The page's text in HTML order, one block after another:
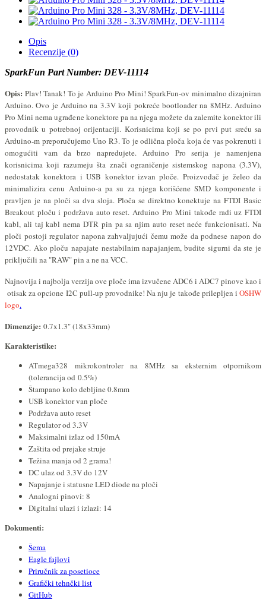
Opis
Recenzije (0)
SparkFun Part Number: DEV-11114
Opis: Plav! Tanak! To je Arduino Pro Mini! SparkFun-ov minimalno dizajniran
Arduino. Ovo je Arduino na 3.3V koji pokreće bootloader na 8MHz.Arduino
Pro Mini nema ugrađene konektore pa na njega možete da zalemite konektor ili
provodnik u potrebnoj orijentaciji. Korisnicima koji se po prvi put sreću sa
Arduino-m preporučujemo Uno R3. To je odlična ploča koja će vas pokrenuti i
omogućiti vam da brzo napredujete. Arduino Pro serija je namenjena
korisnicima koji razumeju šta znači ograničenje sistemskog napona (3.3V),
nedostatak konektora i USB konektor izvan ploče. Proizvođač je želeo da
minimalizira cenu Arduino-a pa su za njega korišćene SMD komponente i
pravljen je na ploči sa dva sloja. Ploča se direktno konektuje na FTDI Basic
Breakout ploču i podržava auto reset. Arduino Pro Mini takođe radi uz FTDI
kabl, ali taj kabl nema DTR pin pa sa njim auto reset neće funkcionisati. Na
ploči postoji regulator napona zahvaljujući čemu može da podnese napon do
12VDC. Ako ploču napajate nestabilnim napajanjem, budite sigurni da ste je
priključili na "RAW" pin a ne na VCC.
Najnovija i najbolja verzija ove ploče ima izvučene ADC6 i ADC7 pinove kao i
otisak za opcione I2C pull-up provodnike! Na nju je takođe prilepljen i OSHW
logo.
Dimenzije: 0.7x1.3" (18x33mm)
Karakteristike:
ATmega328 mikrokontroler na 8MHz sa eksternim otpornikom
(tolerancija od 0.5%)
Štampano kolo debljine 0.8mm
USB konektor van ploče
Podržava auto reset
Regulator od 3.3V
Maksimalni izlaz od 150mA
Zaštita od prejake struje
Težina manja od 2 grama!
DC ulaz od 3.3V do 12V
Napajanje i statusne LED diode na ploči
Analogni pinovi: 8
Digitalni ulazi i izlazi: 14
Dokumenti:
Šema
Eagle fajlovi
Priručnik za posetioce
Grafički tehnčki list
GitHub